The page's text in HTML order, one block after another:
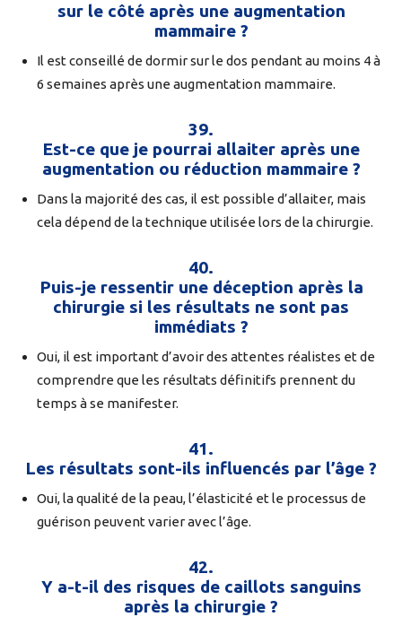
sur le côté après une augmentation
mammaire ?
Il est conseillé de dormir sur le dos pendant au moins 4 à
6 semaines après une augmentation mammaire.
39.
Est-ce que je pourrai allaiter après une
augmentation ou réduction mammaire ?
Dans la majorité des cas, il est possible d’allaiter, mais
cela dépend de la technique utilisée lors de la chirurgie.
40.
Puis-je ressentir une déception après la
chirurgie si les résultats ne sont pas
immédiats ?
Oui, il est important d’avoir des attentes réalistes et de
comprendre que les résultats définitifs prennent du
temps à se manifester.
41.
Les résultats sont-ils influencés par l’âge ?
Oui, la qualité de la peau, l’élasticité et le processus de
guérison peuvent varier avec l’âge.
42.
Y a-t-il des risques de caillots sanguins
après la chirurgie ?